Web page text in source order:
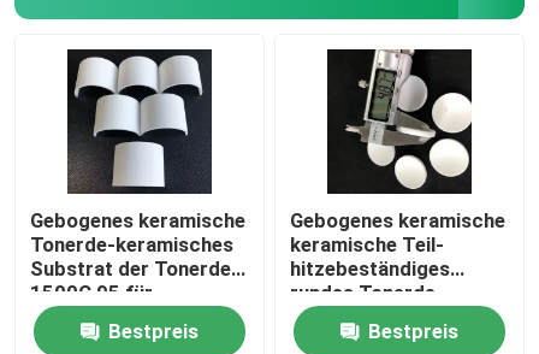
Gebogenes keramische
Tonerde-keramisches
Substrat der Tonerde-
1500C 95 für
Isolierungs-
Hitzebeständigkeit
Bestpreis
Gebogenes keramische
keramische Teil-
hitzebeständiges
rundes Tonerde-
Substrat der Platten-
95
Bestpreis